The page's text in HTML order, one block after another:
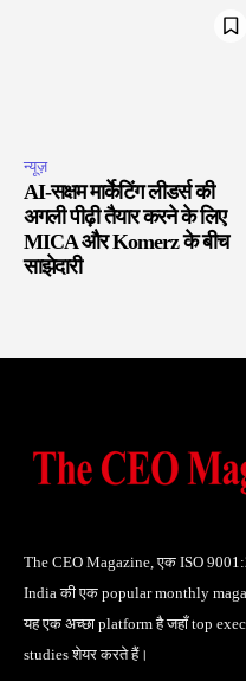
न्यूज़
AI-सक्षम मार्केटिंग लीडर्स की
अगली पीढ़ी तैयार करने के लिए
MICA और Komerz के बीच
साझेदारी
The CEO Magazine, एक ISO
India की एक popular monthly
यह एक अच्छा platform है जहाँ top
studies शेयर करते हैं।